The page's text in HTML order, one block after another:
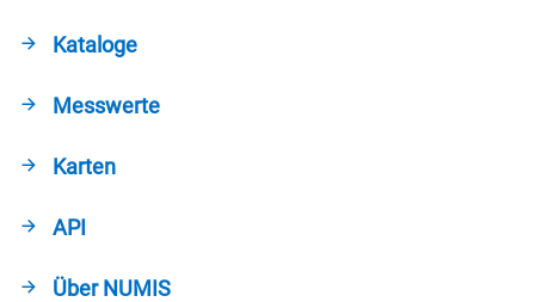
Kataloge
Messwerte
Karten
API
Über NUMIS